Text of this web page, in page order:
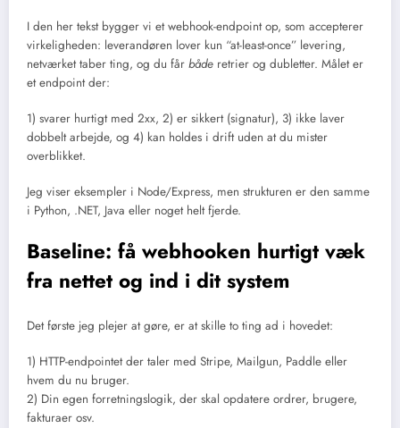
I den her tekst bygger vi et webhook-endpoint op, som accepterer
virkeligheden: leverandøren lover kun “at-least-once” levering,
netværket taber ting, og du får både retrier og dubletter. Målet er
et endpoint der:
1) svarer hurtigt med 2xx, 2) er sikkert (signatur), 3) ikke laver
dobbelt arbejde, og 4) kan holdes i drift uden at du mister
overblikket.
Jeg viser eksempler i Node/Express, men strukturen er den samme
i Python, .NET, Java eller noget helt fjerde.
Baseline: få webhooken hurtigt væk
fra nettet og ind i dit system
Det første jeg plejer at gøre, er at skille to ting ad i hovedet:
1) HTTP-endpointet der taler med Stripe, Mailgun, Paddle eller
hvem du nu bruger.
2) Din egen forretningslogik, der skal opdatere ordrer, brugere,
fakturaer osv.